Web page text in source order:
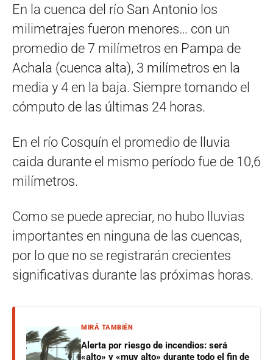
En la cuenca del río San Antonio los
milimetrajes fueron menores… con un
promedio de 7 milímetros en Pampa de
Achala (cuenca alta), 3 milímetros en la
media y 4 en la baja. Siempre tomando el
cómputo de las últimas 24 horas.
En el río Cosquín el promedio de lluvia
caida durante el mismo período fue de 10,6
milímetros.
Como se puede apreciar, no hubo lluvias
importantes en ninguna de las cuencas,
por lo que no se registrarán crecientes
significativas durante las próximas horas.
MIRÁ TAMBIÉN
Alerta por riesgo de incendios: será
«alto» y «muy alto» durante todo el fin de